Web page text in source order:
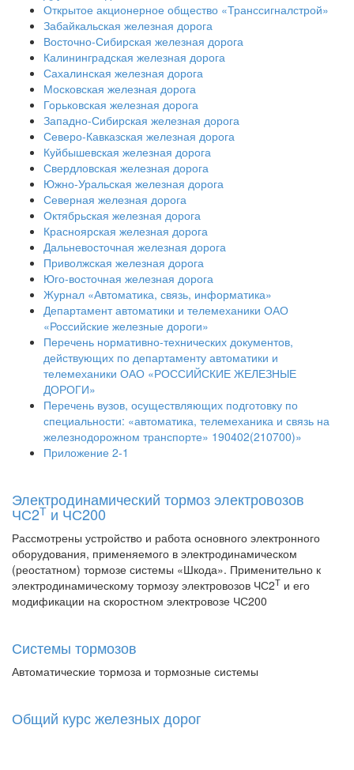
Открытое акционерное общество «Транссигналстрой»
Забайкальская железная дорога
Восточно-Сибирская железная дорога
Калининградская железная дорога
Сахалинская железная дорога
Московская железная дорога
Горьковская железная дорога
Западно-Сибирская железная дорога
Северо-Кавказская железная дорога
Куйбышевская железная дорога
Свердловская железная дорога
Южно-Уральская железная дорога
Северная железная дорога
Октябрьская железная дорога
Красноярская железная дорога
Дальневосточная железная дорога
Приволжская железная дорога
Юго-восточная железная дорога
Журнал «Автоматика, связь, информатика»
Департамент автоматики и телемеханики ОАО
«Российские железные дороги»
Перечень нормативно-технических документов,
действующих по департаменту автоматики и
телемеханики ОАО «РОССИЙСКИЕ ЖЕЛЕЗНЫЕ
ДОРОГИ»
Перечень вузов, осуществляющих подготовку по
специальности: «автоматика, телемеханика и связь на
железнодорожном транспорте» 190402(210700)»
Приложение 2-1
Электродинамический тормоз электровозов
ЧС2Т и ЧС200
Рассмотрены устройство и работа основного электронного
оборудования, применяемого в электродинамическом
(реостатном) тормозе системы «Шкода». Применительно к
электродинамическому тормозу электровозов ЧС2Т и его
модификации на скоростном электровозе ЧС200
Системы тормозов
Автоматические тормоза и тормозные системы
Общий курс железных дорог